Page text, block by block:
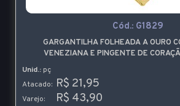
Cód.: G1829
GARGANTILHA FOLHEADA A OURO
VENEZIANA E PINGENTE DE
Unid.: pç
Atacado: R$ 21,95
Varejo: R$ 43,90